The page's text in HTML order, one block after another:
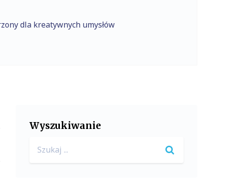
dla kreatywnych umysłów
Wyszukiwanie
for: